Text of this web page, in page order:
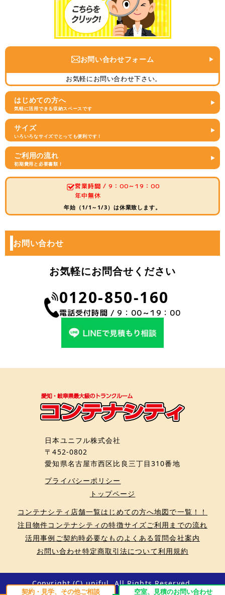
お問い合わせフォーム
お気軽にお問い合わせ下さい。
はじめての方へ
気軽に活用できる収納スペースです
サイズ
いろいろなサイズでとっても便利です！
ご利用の流れ
初期費用と必要書類！
営業時間 / 9：00～19：00
年中無休
年始（1/1～1/3）は休業致します。
お問い合わせ
お気軽にお問合せください
0120-850-160
電話受付時間 / 9：00～19：00
日本ユニフル株式会社
〒452-0802
愛知県名古屋市西区比良三丁目310番地
プライバシーポリシー
トップページ
コンテナシティ店舗一覧はじめての方へ地図で一覧！！
注目物件コンテナシティの特徴サイズご利用までの流れ
活用事例 ご契約時必要なものよくある質問会社案内
お問い合わせ特定商取引法について利用規約
Copyright (C) uniful. All Rights Reserved.
契約・見学、その他ご相談 空室、見積のお問い合わせ